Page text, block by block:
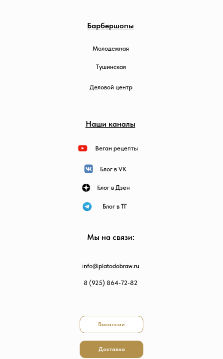
Барбершопы
Молодежная
Тушинская
Деловой центр
Наши каналы
Блог в VK
Веган рецепты
Блог в Дзен
Блог в ТГ
Мы на связи:
info@platodobraw.ru
8 (925) 864-72-82
Доставка
Вакансии